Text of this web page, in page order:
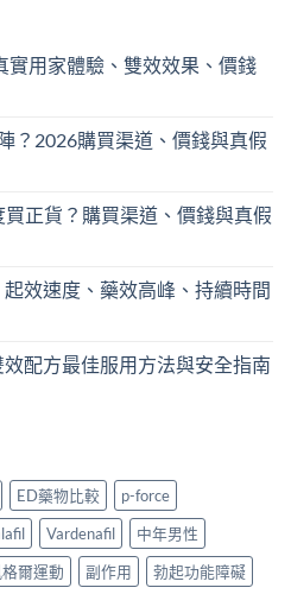
實用家體驗、雙效效果、價錢
？2026購買渠道、價錢與真假
正貨？購買渠道、價錢與真假
效速度、藥效高峰、持續時間
配方最佳服用方法與安全指南
ED藥物比較
p-force
Vardenafil
中年男性
爾運動 副作用 勃起功能障礙